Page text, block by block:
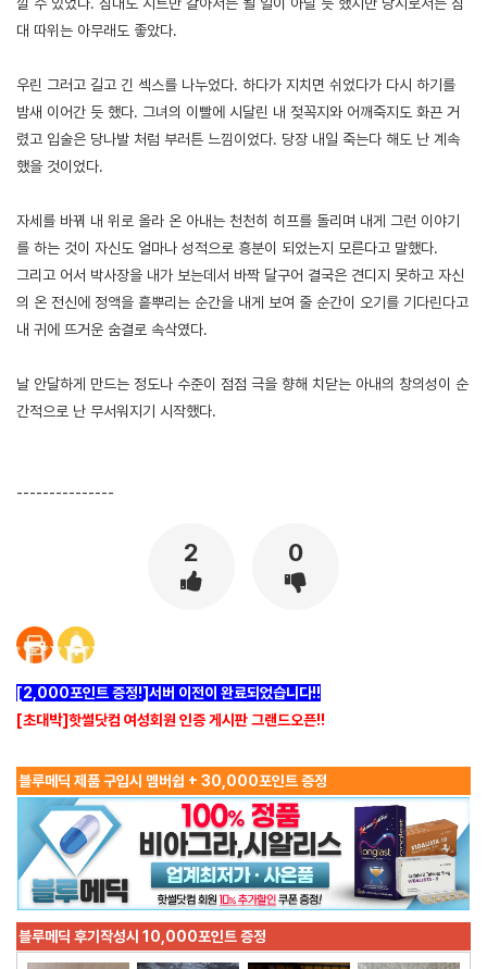
대 따위는 아무래도 좋았다.
우린 그러고 길고 긴 섹스를 나누었다. 하다가 지치면 쉬었다가 다시 하기를
밤새 이어간 듯 했다. 그녀의 이빨에 시달린 내 젖꼭지와 어깨죽지도 화끈 거
렸고 입술은 당나발 처럼 부러튼 느낌이었다. 당장 내일 죽는다 해도 난 계속
했을 것이었다.
자세를 바꿔 내 위로 올라 온 아내는 천천히 히프를 돌리며 내게 그런 이야기
를 하는 것이 자신도 얼마나 성적으로 흥분이 되었는지 모른다고 말했다.
그리고 어서 박사장을 내가 보는데서 바짝 달구어 결국은 견디지 못하고 자신
의 온 전신에 정액을 흩뿌리는 순간을 내게 보여 줄 순간이 오기를 기다린다고
내 귀에 뜨거운 숨결로 속삭였다.
날 안달하게 만드는 정도나 수준이 점점 극을 향해 치닫는 아내의 창의성이 순
간적으로 난 무서워지기 시작했다.
---------------
2 0
[2,000포인트 증정!]서버 이전이 완료되었습니다!!
[초대박]핫썰닷컴 여성회원 인증 게시판 그랜드오픈!!
블루메딕 제품 구입시 멤버쉽 + 30,000포인트 증정
블루메딕 후기작성시 10,000포인트 증정